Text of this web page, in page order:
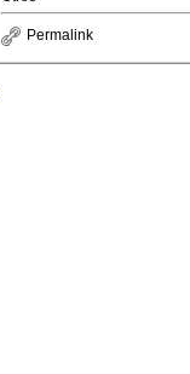
Permalink